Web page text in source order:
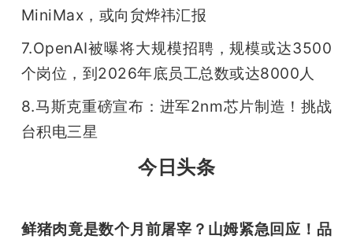
题
爱
MiniMax，或向贠烨祎汇报
7.OpenAI被曝将大规模招聘，规模或达3500
个岗位，到2026年底员工总数或达8000人
8.马斯克重磅宣布：进军2nm芯片制造！挑战
台积电三星
今日头条
鲜猪肉竟是数个月前屠宰？山姆紧急回应！品